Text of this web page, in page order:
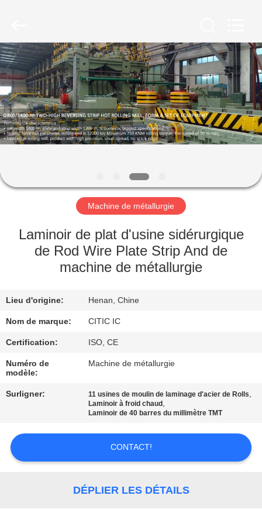
MAISON
PRODUITS
VR
AU
DE
NOUS
D'USINE
CONTRÔLE
DE
QUALITÉ
CONTACTEZ-
NOUS
Reserved.
Machine de métallurgie
Laminoir de plat d'usine sidérurgique
de Rod Wire Plate Strip And de
machine de métallurgie
Lieu d'origine: Henan, Chine
Nom de marque: CITIC IC
Certification: ISO, CE
Numéro de
modèle:
Machine de métallurgie
Surligner: 11 usines de moulin de laminage d'acier de Rolls,
Laminoir à froid chaud ,
Laminoir de 40 barres du millimètre TMT
CONTACT!
DÉPLIER LES DÉTAILS